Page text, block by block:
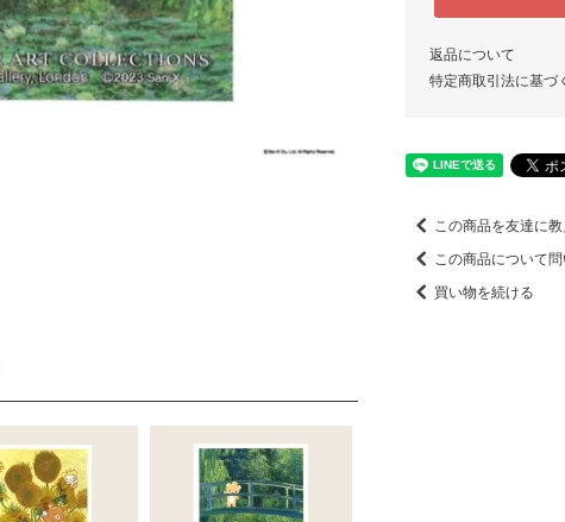
返品について
特定商取引法に基づ
この商品を友達に
この商品について
買い物を続ける